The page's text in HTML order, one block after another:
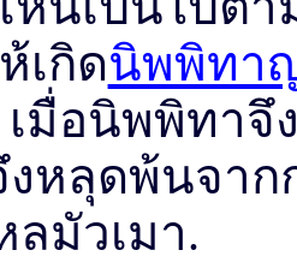
เกิดนิพพิทา
มื่อนิพพิทาจึ
หลุดพ้นจาก
ลมัวเมา.